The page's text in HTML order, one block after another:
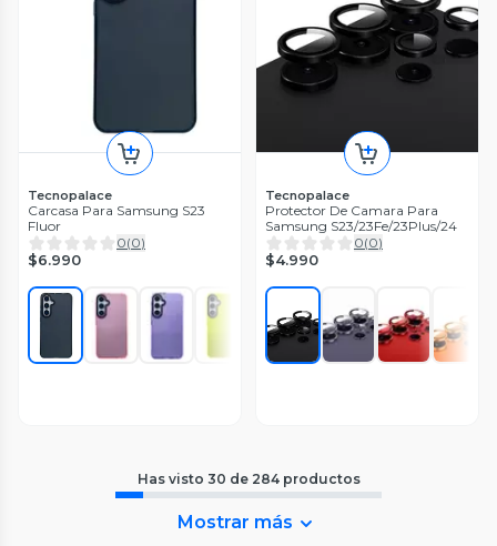
Tecnopalace
Carcasa Para Samsung S23
Fluor
0(0)
$6.990
Tecnopalace
Protector De Camara Para
Samsung S23/23Fe/23Plus/24
0(0)
$4.990
Has visto 30 de 284 productos
Mostrar más